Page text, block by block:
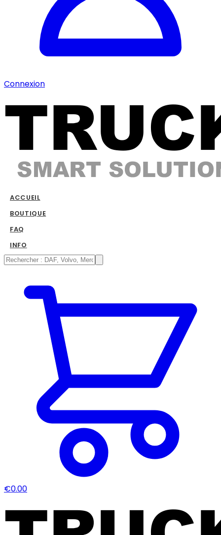
Connexion
ACCUEIL
BOUTIQUE
FAQ
INFO
€0.00